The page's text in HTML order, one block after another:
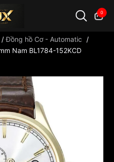
0
/Đồng hồ Cơ - Automatic
/
Nam BL1784-152KCD